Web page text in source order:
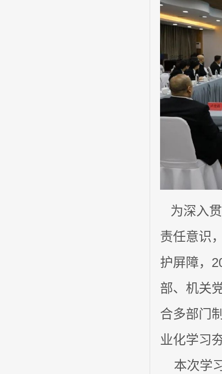
为深入
责任意识
护屏障，
部、机关
合多部门
业化学习
本次学